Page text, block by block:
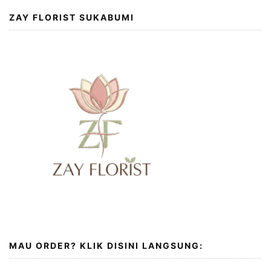
ZAY FLORIST SUKABUMI
MAU ORDER? KLIK DISINI LANGSUNG: